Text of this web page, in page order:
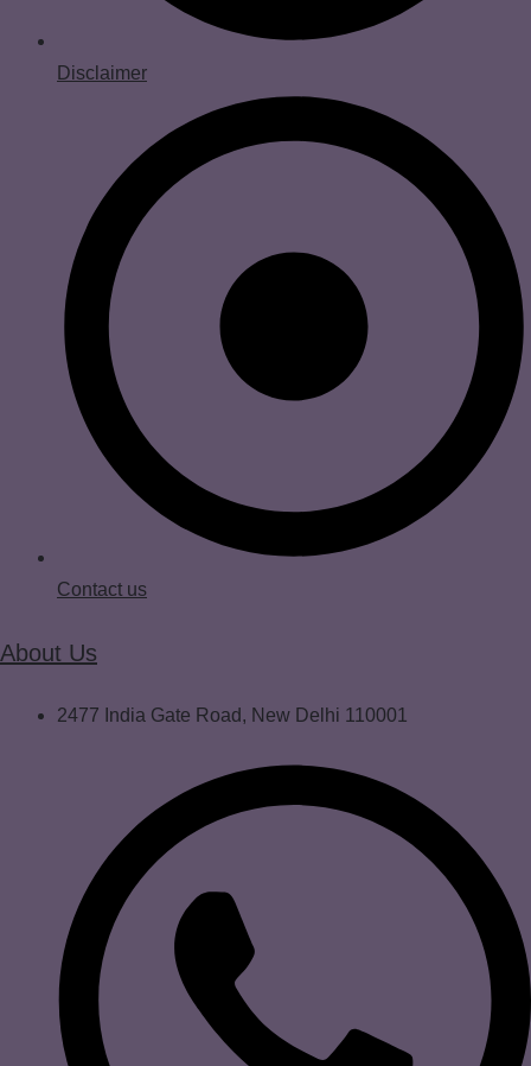
Disclaimer
Contact us
About Us
2477 India Gate Road, New Delhi 110001